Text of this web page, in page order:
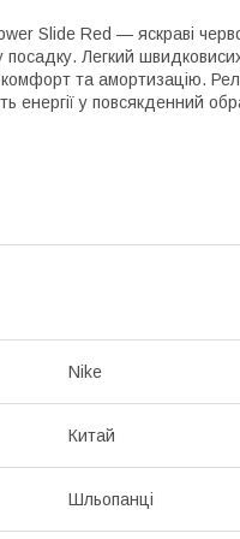
Slide Red — яскраві
Легкий
та амортизацію.
у повсякденний
Nike
Китай
Шльопанці